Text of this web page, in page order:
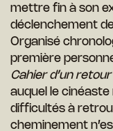
mettre fin à son
déclenchement
Organisé
première
Cahier d’un
auquel le
difficultés à
cheminement